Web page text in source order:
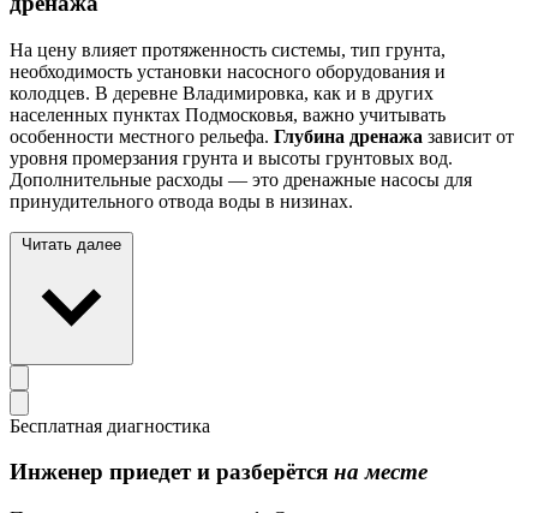
На цену влияет протяженность системы, тип грунта,
необходимость установки насосного оборудования и
колодцев. В деревне Владимировка, как и в других
населенных пунктах Подмосковья, важно учитывать
особенности местного рельефа. Глубина дренажа зависит от
уровня промерзания грунта и высоты грунтовых вод.
Дополнительные расходы — это дренажные насосы для
принудительного отвода воды в низинах.
Читать далее
Бесплатная диагностика
Инженер приедет и разберётся на месте